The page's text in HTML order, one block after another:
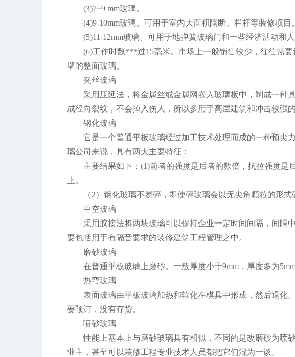
(3)7~9 mm玻璃。
(4)9-10mm玻璃。可用于室内大面积隔断、栏杆等装修项目。
(5)11-12mm玻璃。可用于地弹簧玻璃门和一些经济活动和
(6)工作时数***过15毫米。市场上一般销售较少，往往需
墙的整面玻璃。
夹丝玻璃
采用压延法，将金属丝或金属网嵌入玻璃板中，制成一种
成径向裂纹，不会掉入伤人，所以多用于高层建筑和冲击较强的
钢化玻璃
它是一个普通平板玻璃经过加工技术处理而成的一种预尖
璃公司来说，具有两大主要特征：
主要结果如下：(1)前者的强度是后者的数倍，抗拉强度是
上。
（2）钢化玻璃不易碎，即使碎玻璃会以无尖角颗粒的形
中空玻璃
采用胶接法将两块玻璃可以保持企业一定时间间隔，间隔
要包括用于有隔音要求的装修建筑工程管理之中。
磨砂玻璃
在普通平板玻璃上磨砂。一般厚度小于9mm，厚度多为5mm
热弯玻璃
表面玻璃由平板玻璃加热和软化在模具中形成，然后退化
要预订，没有存货。
喷砂玻璃
性能上基本上与磨砂玻璃具有相似，不同的是改磨砂为喷
业主，甚至可以装修工程专业技术人员都把它们混为一谈。